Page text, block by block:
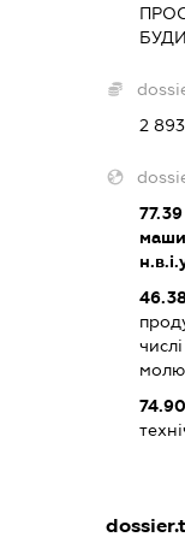
2
77.39
74.90